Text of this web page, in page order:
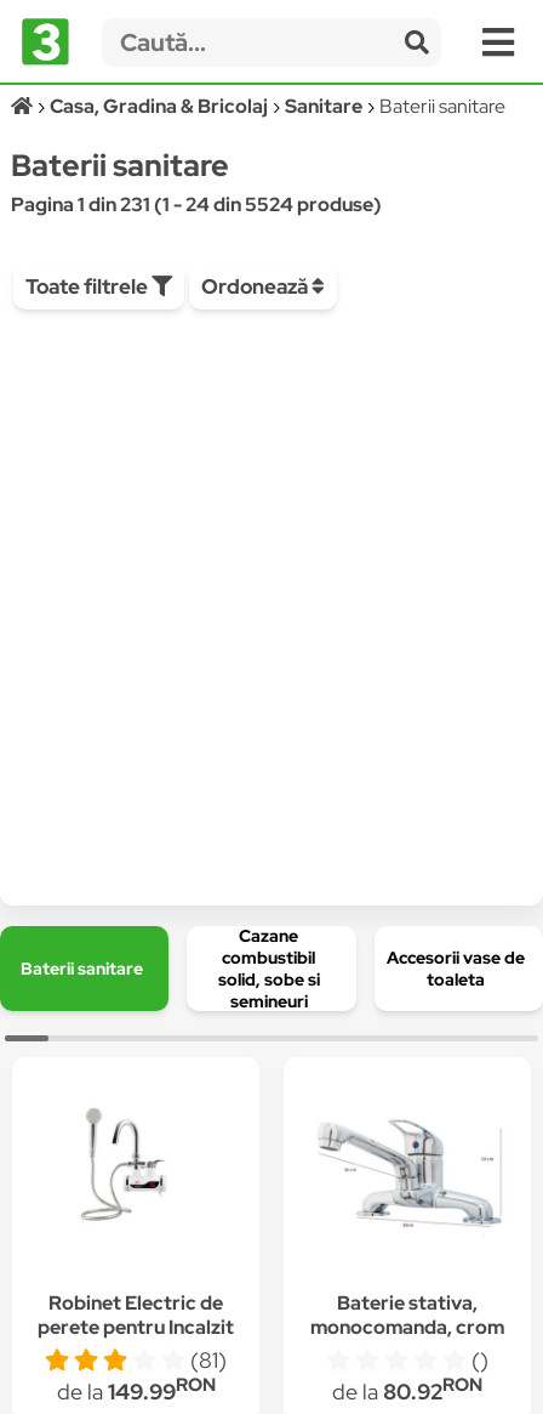
Casa, Gradina & Bricolaj Sanitare Baterii sanitare
Baterii sanitare
Pagina 1 din 231 (1 - 24 din 5524 produse)
Toate filtrele Ordonează
Baterii sanitare
Cazane
combustibil
solid, sobe si
semineuri
Accesorii vase de
toaleta
Robinet Electric de
perete pentru Incalzit
Apa cu Dus Tiessa®,
Afisaj Temperatura
LCD, Apa Calda
(81)
de la149.99RON
Baterie stativa,
monocomanda, crom
()
de la 80.92RON